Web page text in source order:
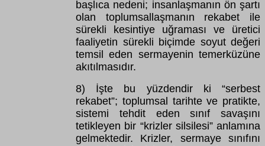
başlıca nedeni; insanlaşmanın ön şartı
olan toplumsallaşmanın rekabet ile
sürekli kesintiye uğraması ve üretici
faaliyetin sürekli biçimde soyut değeri
temsil eden sermayenin temerküzüne
akıtılmasıdır.
8) İşte bu yüzdendir ki “serbest
rekabet”; toplumsal tarihte ve pratikte,
sistemi tehdit eden sınıf savaşını
tetikleyen bir “krizler silsilesi” anlamına
gelmektedir. Krizler, sermaye sınıfını